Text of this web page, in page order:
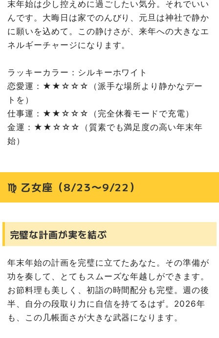
末年始は少し控えめに過ごしたい気分。それでいい
んです。大晦日は家でのんびり、元旦は神社で静か
に願いを込めて。この静けさが、来年への大きなエ
ネルギーチャージになります。
ラッキーカラー：シルキーホワイト
恋愛運：★★☆☆☆（派手な場所より静かなデー
トを）
仕事運：★★☆☆☆（完全休養モードで充電）
金運：★★☆☆☆（質素でも満足度の高い年末年
始）
♍ 乙女座（8/23〜9/22）
完璧な計画が実を結ぶ
年末年始の計画を完璧に立てたあなた。その準備が
功を奏して、とてもスムーズな年越しができます。
お節料理も美しく、初詣の時間配分も完璧。週の後
半、自分の段取り力に自信を持てるはず。2026年
も、この几帳面さが大きな武器になります。